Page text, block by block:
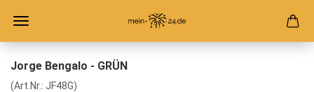
Jorge Bengalo - GRÜN
(Art.Nr.: JF48G)